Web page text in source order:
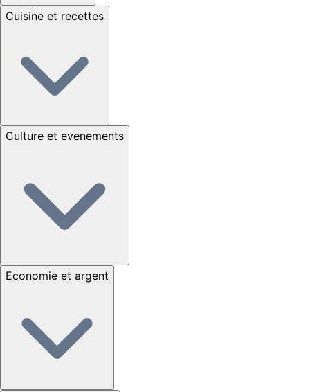
Cuisine et recettes
Culture et evenements
Economie et argent